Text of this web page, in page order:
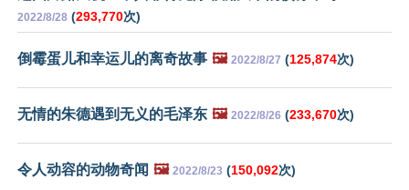
2022/8/28 (293,770次)
倒霉蛋儿和幸运儿的离奇故事 🖼️ 2022/8/27 (125,874次)
无情的朱德遇到无义的毛泽东 🖼️ 2022/8/26 (233,670次)
令人动容的动物奇闻 🖼️ 2022/8/23 (150,092次)